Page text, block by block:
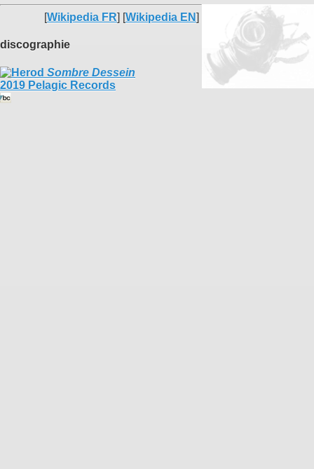
[Wikipedia FR] [Wikipedia EN]
discographie
Sombre Dessein
2019 Pelagic Records